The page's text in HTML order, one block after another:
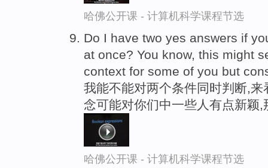
哈佛公开课 - 计算机科学课程节选
Do I have two yes answers if
at once? You know, this might
context for some of you but
我能不能对两个条件同时判断,
念可能对你们中一些人有点新颖
哈佛公开课 - 计算机科学课程节选